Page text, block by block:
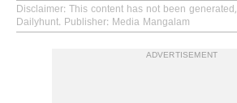
Disclaimer: This content has not been
Dailyhunt. Publisher: Media Mangalam
ADVERTISEMENT